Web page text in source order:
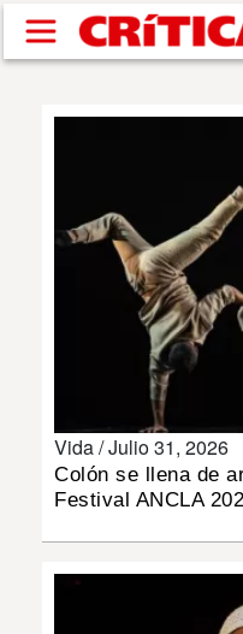
Pasar al contenido
NACIONAL
DEPORTES
INSÓLITAS
Vida /Julio 31, 2026
Colón se llena de
Festival ANCLA